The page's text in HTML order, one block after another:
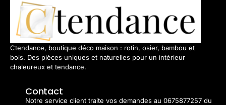
Ctendance, boutique déco maison : rotin, osier, bambou et
bois. Des pièces uniques et naturelles pour un intérieur
chaleureux et tendance.
Contact
Notre service client traite vos demandes au 0675877257 du